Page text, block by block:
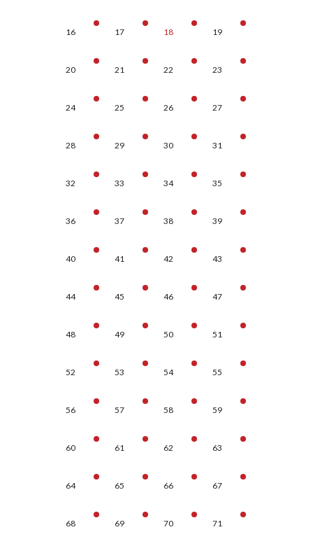
16 17 18 19
20 21 22 23
24 25 26 27
28 29 30 31
32 33 34 35
36 37 38 39
40 41 42 43
44 45 46 47
48 49 50 51
52 53 54 55
56 57 58 59
60 61 62 63
64 65 66 67
68 69 70 71